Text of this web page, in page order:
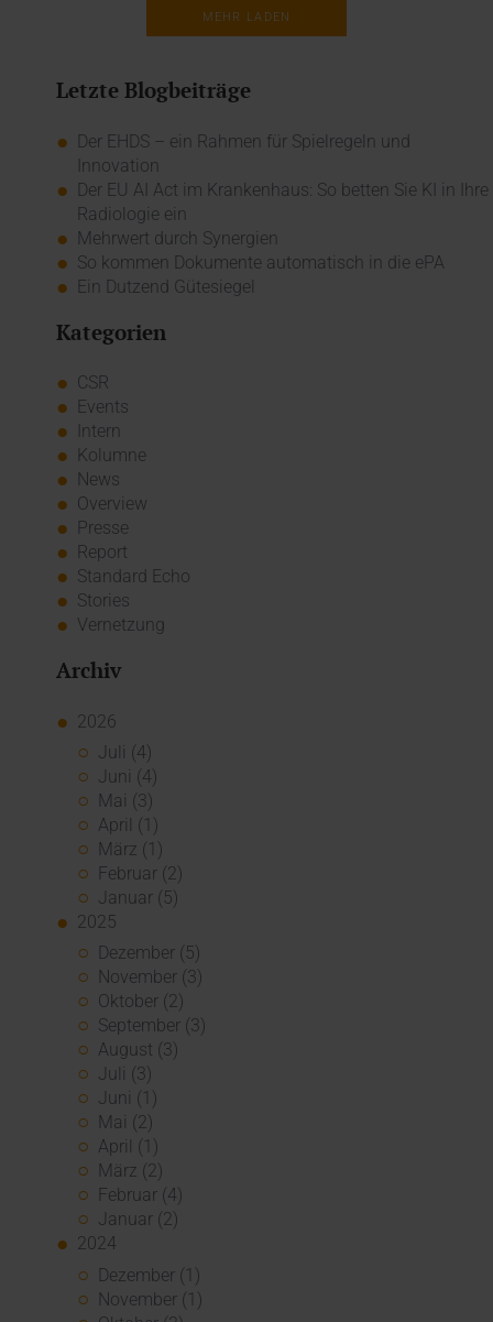
MEHR LADEN
Letzte Blogbeiträge
Der EHDS – ein Rahmen für Spielregeln und
Innovation
Der EU AI Act im Krankenhaus: So betten Sie KI in Ihre
Radiologie ein
Mehrwert durch Synergien
So kommen Dokumente automatisch in die ePA
Ein Dutzend Gütesiegel
Kategorien
CSR
Events
Intern
Kolumne
News
Overview
Presse
Report
Standard Echo
Stories
Vernetzung
Archiv
2026
Juli (4)
Juni (4)
Mai (3)
April (1)
März (1)
Februar (2)
Januar (5)
2025
Dezember (5)
November (3)
Oktober (2)
September (3)
August (3)
Juli (3)
Juni (1)
Mai (2)
April (1)
März (2)
Februar (4)
Januar (2)
2024
Dezember (1)
November (1)